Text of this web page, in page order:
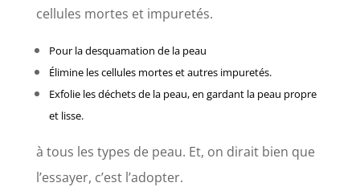
cellules mortes et impuretés.
Pour la desquamation de la peau
Élimine les cellules mortes et autres impuretés.
Exfolie les déchets de la peau, en gardant la peau propre
et lisse.
à tous les types de peau. Et, on dirait bien que
l’essayer, c’est l’adopter.